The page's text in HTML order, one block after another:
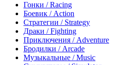
Гонки / Racing
Боевик / Action
Стратегии / Strategy
Драки / Fighting
Приключения / Adventure
Бродилки / Arcade
Музыкальные / Music